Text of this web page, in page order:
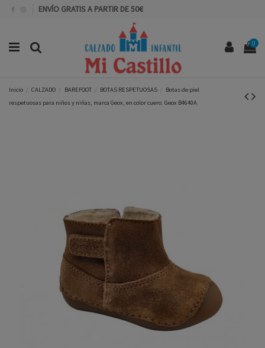
ENVÍO GRATIS A PARTIR DE 50€
0
Inicio CALZADO BAREFOOT BOTAS RESPETUOSAS
Botas de piel
respetuosas para niños y niñas, marca Geox, en color cuero. Geox B4640A